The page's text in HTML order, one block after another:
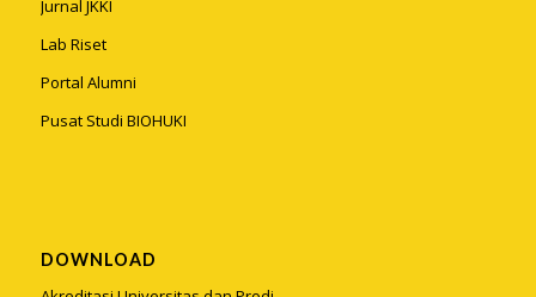
Jurnal JKKI
Lab Riset
Portal Alumni
Pusat Studi BIOHUKI
DOWNLOAD